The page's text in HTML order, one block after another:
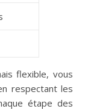
flexible, vous
respectant les
étape des